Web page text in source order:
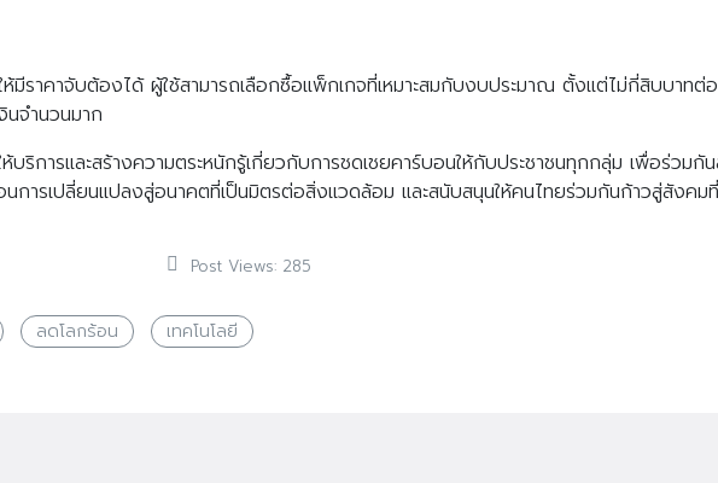
ราคาจับต้องได้ ผู้ใช้สามารถเลือกซื้อแพ็กเกจที่เหมาะสมกับงบประมาณ ตั้งแต่ไม่กี่สิบบาทต่อ
นจำนวนมาก
บริการและสร้างความตระหนักรู้เกี่ยวกับการชดเชยคาร์บอนให้กับประชาชนทุกกลุ่ม เพื่อร่วม
การเปลี่ยนแปลงสู่อนาคตที่เป็นมิตรต่อสิ่งแวดล้อม และสนับสนุนให้คนไทยร่วมกันก้าวสู่สังคม
Post Views: 285
ลดโลกร้อน เทคโนโลยี